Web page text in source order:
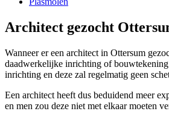
Architect gezocht
Wanneer er een architect in Ottersum
daadwerkelijke inrichting of
inrichting en deze zal regelmatig geen
Een architect heeft dus beduidend meer
en men zou deze niet met elkaar moeten